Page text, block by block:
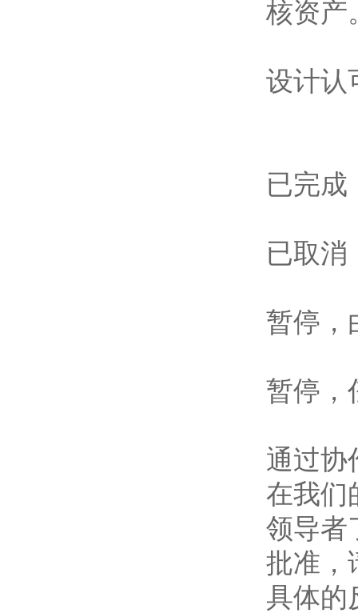
核资产
设计认
已完成
已取消
暂停，
暂停，
通过协
在我们
领导者
批准，
具体的